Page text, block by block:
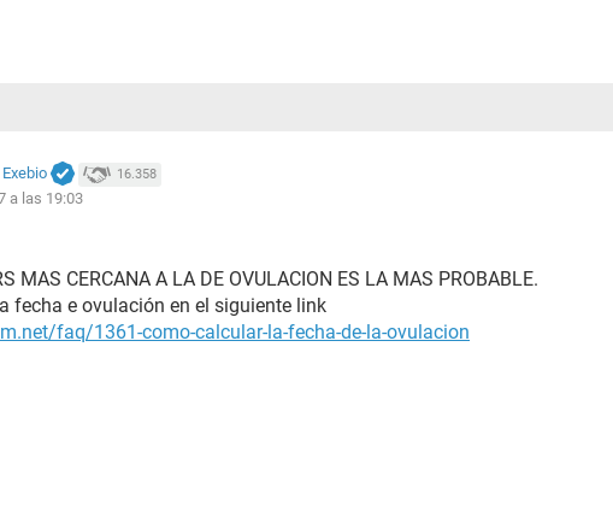
16.358
a las 19:03
MAS CERCANA A LA DE OVULACION ES LA MAS PROBABLE.
fecha e ovulación en el siguiente link
faq/1361-como-calcular-la-fecha-de-la-ovulacion